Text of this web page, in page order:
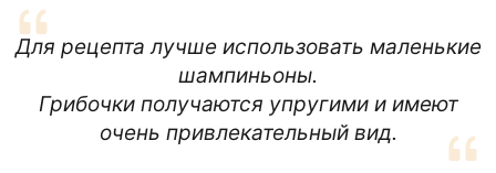
Для рецепта лучше использовать маленькие
шампиньоны.
Грибочки получаются упругими и имеют
очень привлекательный вид.